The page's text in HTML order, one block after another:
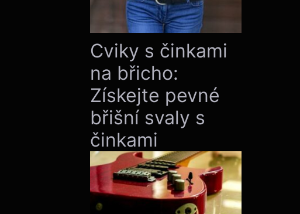
Cviky s činkami
na břicho:
Získejte pevné
břišní svaly s
činkami